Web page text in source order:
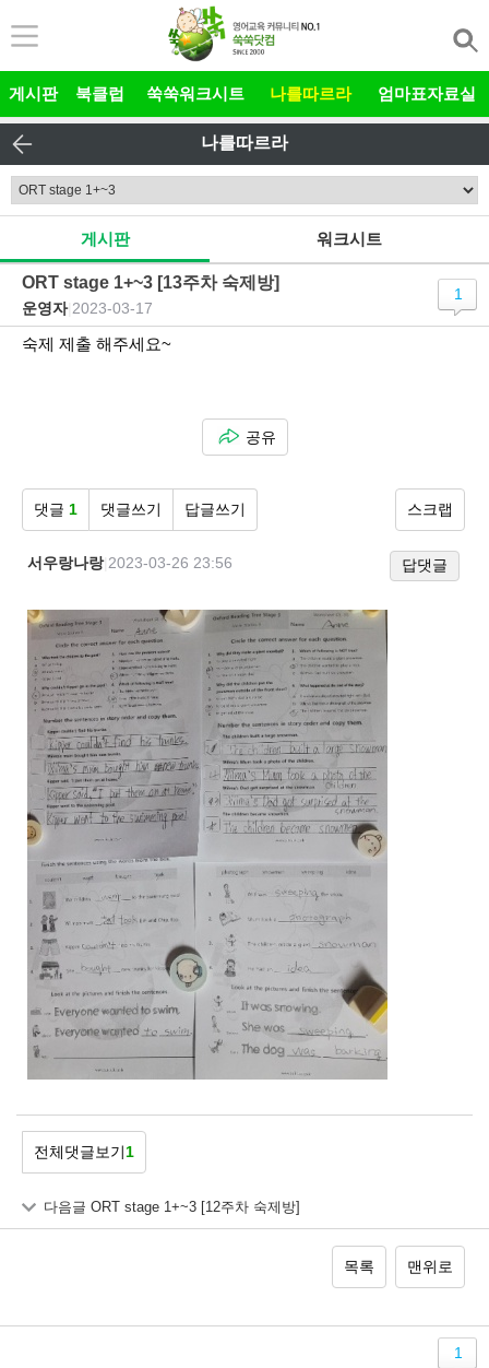
게시판 북클럽 쑥쑥워크시트 나를따르라 엄마표자료실
나를따르라
게시판 워크시트
ORT stage 1+~3 [13주차 숙제방]
운영자| 2023-03-17
1
숙제 제출 해주세요~
공유
댓글 1 댓글쓰기 답글쓰기 스크랩
서우랑나랑| 2023-03-26 23:56 답댓글
전체댓글보기1
다음글 ORT stage 1+~3 [12주차 숙제방]
목록 맨위로
1